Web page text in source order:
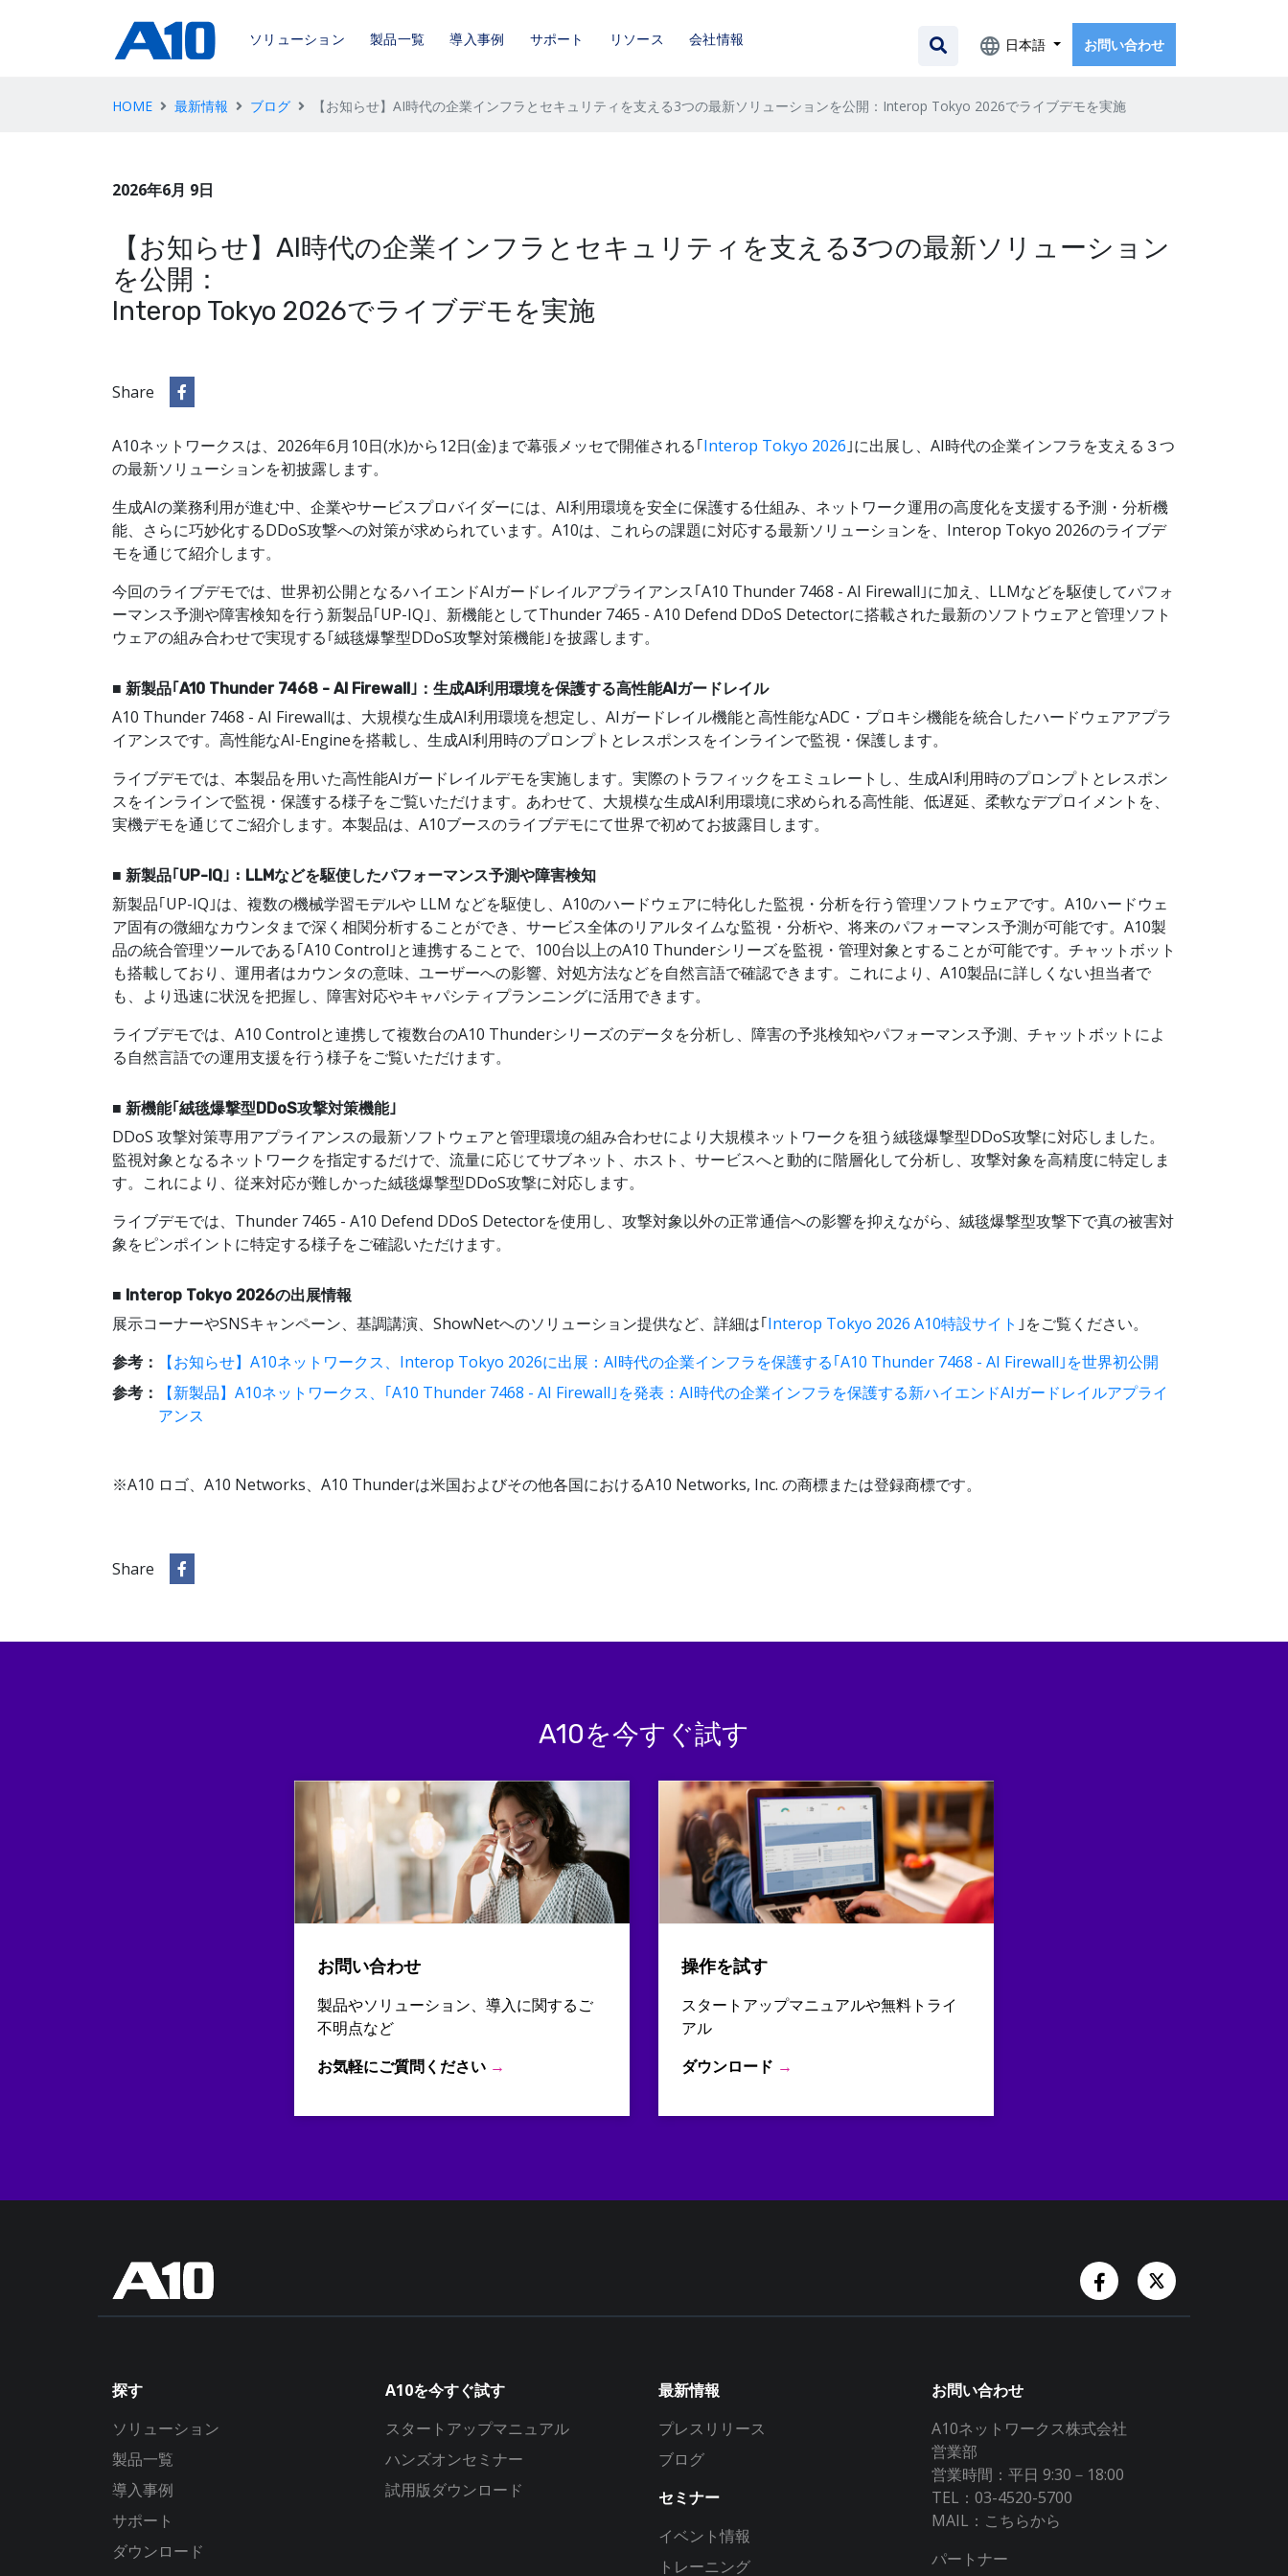
ソリューション 製品一覧 導入事例 サポート リソース 会社情報 日本語 お問い合わせ
HOME 最新情報 ブログ 【お知らせ】AI時代の企業インフラとセキュリティを支える3つの最新ソリューションを公開：Interop Tokyo 2026でライブデモを実施
2026年6月 9日
【お知らせ】AI時代の企業インフラとセキュリティを支える3つの最新ソリューション
を公開：
Interop Tokyo 2026でライブデモを実施
Share
A10ネットワークスは、2026年6月10日(水)から12日(金)まで幕張メッセで開催される｢Interop Tokyo 2026 ｣に出展し、AI時代の企業インフラを支える３つ
の最新ソリューションを初披露します。
生成AIの業務利用が進む中、企業やサービスプロバイダーには、AI利用環境を安全に保護する仕組み、ネットワーク運用の高度化を支援する予測・分析機
能、さらに巧妙化するDDoS攻撃への対策が求められています。A10は、これらの課題に対応する最新ソリューションを、Interop Tokyo 2026のライブデ
モを通じて紹介します。
今回のライブデモでは、世界初公開となるハイエンドAIガードレイルアプライアンス｢A10 Thunder 7468 - AI Firewall｣に加え、LLMなどを駆使してパフォ
ーマンス予測や障害検知を行う新製品｢UP-IQ｣、新機能としてThunder 7465 - A10 Defend DDoS Detectorに搭載された最新のソフトウェアと管理ソフト
ウェアの組み合わせで実現する｢絨毯爆撃型DDoS攻撃対策機能｣を披露します。
■ 新製品｢A10 Thunder 7468 - AI Firewall｣：生成AI利用環境を保護する高性能AIガードレイル
A10 Thunder 7468 - AI Firewallは、大規模な生成AI利用環境を想定し、AIガードレイル機能と高性能なADC・プロキシ機能を統合したハードウェアアプラ
イアンスです。高性能なAI-Engineを搭載し、生成AI利用時のプロンプトとレスポンスをインラインで監視・保護します。
ライブデモでは、本製品を用いた高性能AIガードレイルデモを実施します。実際のトラフィックをエミュレートし、生成AI利用時のプロンプトとレスポン
スをインラインで監視・保護する様子をご覧いただけます。あわせて、大規模な生成AI利用環境に求められる高性能、低遅延、柔軟なデプロイメントを、
実機デモを通じてご紹介します。本製品は、A10ブースのライブデモにて世界で初めてお披露目します。
■ 新製品｢UP-IQ｣：LLMなどを駆使したパフォーマンス予測や障害検知
新製品｢UP-IQ｣は、複数の機械学習モデルや LLM などを駆使し、A10のハードウェアに特化した監視・分析を行う管理ソフトウェアです。A10ハードウェ
ア固有の微細なカウンタまで深く相関分析することができ、サービス全体のリアルタイムな監視・分析や、将来のパフォーマンス予測が可能です。A10製
品の統合管理ツールである｢A10 Control｣と連携することで、100台以上のA10 Thunderシリーズを監視・管理対象とすることが可能です。チャットボット
も搭載しており、運用者はカウンタの意味、ユーザーへの影響、対処方法などを自然言語で確認できます。これにより、A10製品に詳しくない担当者で
も、より迅速に状況を把握し、障害対応やキャパシティプランニングに活用できます。
ライブデモでは、A10 Controlと連携して複数台のA10 Thunderシリーズのデータを分析し、障害の予兆検知やパフォーマンス予測、チャットボットによ
る自然言語での運用支援を行う様子をご覧いただけます。
■ 新機能｢絨毯爆撃型DDoS攻撃対策機能｣
DDoS 攻撃対策専用アプライアンスの最新ソフトウェアと管理環境の組み合わせにより大規模ネットワークを狙う絨毯爆撃型DDoS攻撃に対応しました。
監視対象となるネットワークを指定するだけで、流量に応じてサブネット、ホスト、サービスへと動的に階層化して分析し、攻撃対象を高精度に特定しま
す。これにより、従来対応が難しかった絨毯爆撃型DDoS攻撃に対応します。
ライブデモでは、Thunder 7465 - A10 Defend DDoS Detectorを使用し、攻撃対象以外の正常通信への影響を抑えながら、絨毯爆撃型攻撃下で真の被害対
象をピンポイントに特定する様子をご確認いただけます。
■ Interop Tokyo 2026の出展情報
展示コーナーやSNSキャンペーン、基調講演、ShowNetへのソリューション提供など、詳細は｢Interop Tokyo 2026 A10特設サイト ｣をご覧ください。
参考：
【お知らせ】A10ネットワークス、Interop Tokyo 2026に出展：AI時代の企業インフラを保護する｢A10 Thunder 7468 - AI Firewall｣を世界初公開
参考：
【新製品】A10ネットワークス、｢A10 Thunder 7468 - AI Firewall｣を発表：AI時代の企業インフラを保護する新ハイエンドAIガードレイルアプライ
アンス
※A10 ロゴ、A10 Networks、A10 Thunderは米国およびその他各国におけるA10 Networks, Inc. の商標または登録商標です。
Share
A10を今すぐ試す
お問い合わせ
製品やソリューション、導入に関するご
不明点など
お気軽にご質問ください →
操作を試す
スタートアップマニュアルや無料トライ
アル
ダウンロード →
Facebook Account
Twitter Account
探す
ソリューション
製品一覧
導入事例
サポート
ダウンロード
A10を今すぐ試す
スタートアップマニュアル
ハンズオンセミナー
試用版ダウンロード
最新情報
プレスリリース
ブログ
セミナー
イベント情報
トレーニング
お問い合わせ
A10ネットワークス株式会社
営業部
営業時間：平日 9:30－18:00
TEL：03-4520-5700
MAIL： こちらから
パートナー